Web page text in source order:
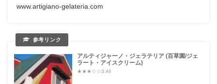
www.artigiano-gelateria.com
アルティジャーノ・ジェラテリア (百草園/ジェ
ラート・アイスクリーム)
★★★☆☆3.46